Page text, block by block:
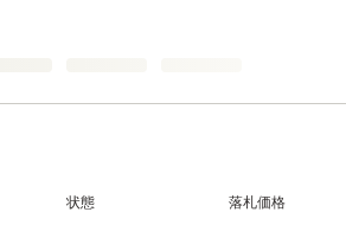
状態 落札価格